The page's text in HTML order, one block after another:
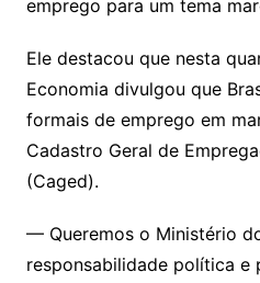
emprego para um tema
Ele destacou que nesta
Economia divulgou que
formais de emprego em
Cadastro Geral de
(Caged).
— Queremos o Ministério
responsabilidade política e